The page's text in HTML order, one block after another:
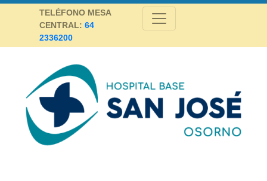
Skip
TELÉFONO MESA
CENTRAL: 64
2336200